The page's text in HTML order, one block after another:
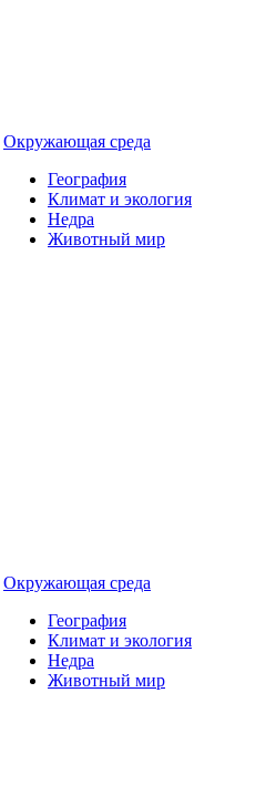
Окружающая среда
География
Климат и экология
Недра
Животный мир
Окружающая среда
География
Климат и экология
Недра
Животный мир